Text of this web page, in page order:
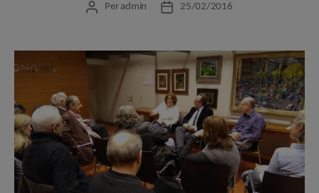
Autor
Per admin
Data25/02/2016